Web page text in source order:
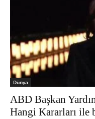
Dünya
ABD Başkan
Hangi Kararları